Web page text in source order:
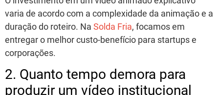
varia de acordo com a complexidade da animação e a
duração do roteiro. Na Solda Fria, focamos em
entregar o melhor custo-benefício para startups e
corporações.
2. Quanto tempo demora para
produzir um vídeo institucional